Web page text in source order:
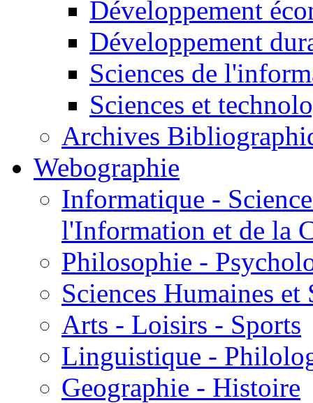
Développement
Développement
Sciences de
Sciences et
Archives
Webographie
Informatique -
l'Information et de la
Philosophie -
Sciences Humaines et
Arts - Loisirs - Sports
Linguistique -
Geographie - Histoire